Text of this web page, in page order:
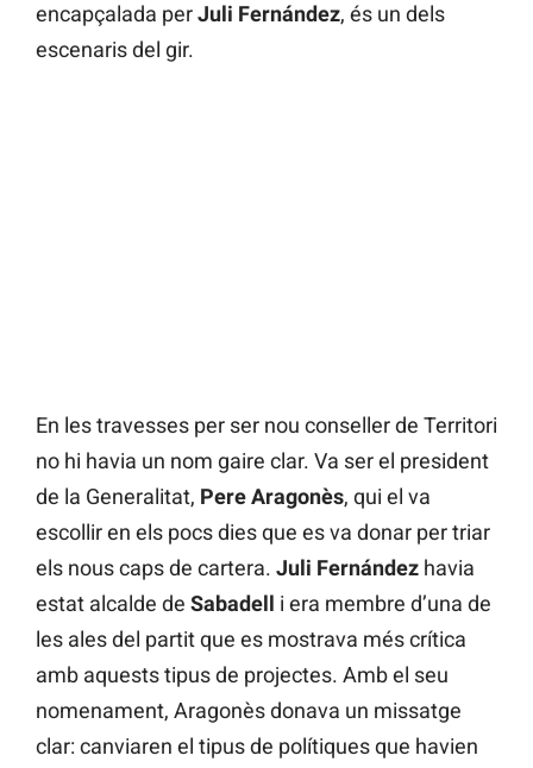
encapçalada perJuli Fernández, és un dels
escenaris del gir.
En les travesses per ser nou conseller de Territori
no hi havia un nom gaire clar. Va ser el president
de la Generalitat, Pere Aragonès, qui el va
escollir en els pocs dies que es va donar per triar
els nous caps de cartera. Juli Fernández havia
estat alcalde de Sabadell i era membre d’una de
les ales del partit que es mostrava més crítica
amb aquests tipus de projectes. Amb el seu
nomenament, Aragonès donava un missatge
clar: canviaren el tipus de polítiques que havien